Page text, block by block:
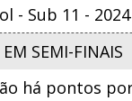
- Sub 11 - 2024
SEMI-FINAIS
há pontos